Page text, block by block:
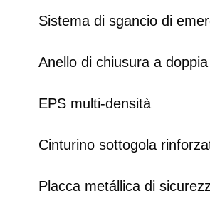
Sistema di sgancio di
Anello di chiusura a
EPS multi-densità
Cinturino sottogola
Placca metállica di